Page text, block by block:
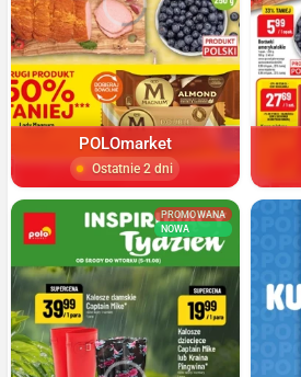
POLOmarket
Ostatnie 2 dni
PROMOWANA
NOWA